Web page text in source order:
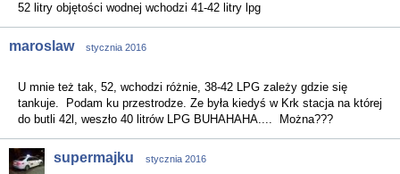
52 litry objętości wodnej wchodzi 41-42 litry lpg
maroslaw stycznia 2016
U mnie też tak, 52, wchodzi różnie, 38-42 LPG zależy gdzie się
tankuje. Podam ku przestrodze. Ze była kiedyś w Krk stacja na której
do butli 42l, weszło 40 litrów LPG BUHAHAHA.... Można???
supermajku stycznia 2016